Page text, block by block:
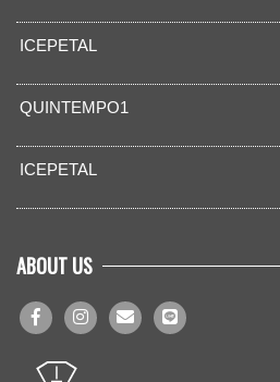
ICEPETAL
QUINTEMPO1
ICEPETAL
ABOUT US